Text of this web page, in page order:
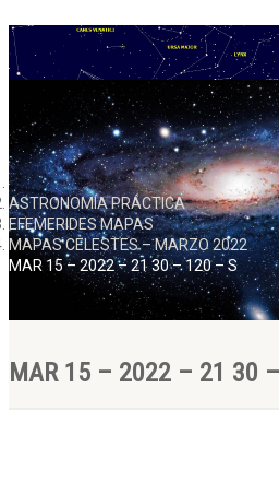
ASTRONOMÍA PRÁCTICA
EFEMERIDES MAPAS
MAPAS CELESTES – MARZO 2022
MAR 15 – 2022 – 21 30 – 120 – S
MAR 15 – 2022 – 21 30